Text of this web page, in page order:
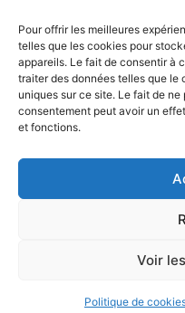
Pour offrir les meilleures
telles que les cookies pour
appareils. Le fait de consentir à
traiter des données telles que le
uniques sur ce site. Le fait de
consentement peut avoir un
et fonctions.
Voir
Politique de